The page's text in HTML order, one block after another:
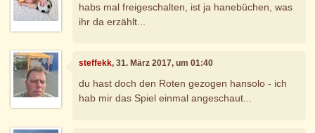
habs mal freigeschalten, ist ja hanebüchen, was
ihr da erzählt...
steffekk, 31. März 2017, um 01:40
du hast doch den Roten gezogen hansolo - ich
hab mir das Spiel einmal angeschaut...